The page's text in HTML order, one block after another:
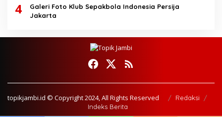
4
Galeri Foto Klub Sepakbola Indonesia Persija
Jakarta
topikjambi.id © Copyright 2024, All Rights Reserved
Redaksi
Indeks Berita